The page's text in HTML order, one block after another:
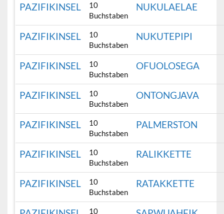
PAZIFIKINSEL
10
Buchstaben
NUKULAELAE
PAZIFIKINSEL
10
Buchstaben
NUKUTEPIPI
PAZIFIKINSEL
10
Buchstaben
OFUOLOSEGA
PAZIFIKINSEL
10
Buchstaben
ONTONGJAVA
PAZIFIKINSEL
10
Buchstaben
PALMERSTON
PAZIFIKINSEL
10
Buchstaben
RALIKKETTE
PAZIFIKINSEL
10
Buchstaben
RATAKKETTE
10